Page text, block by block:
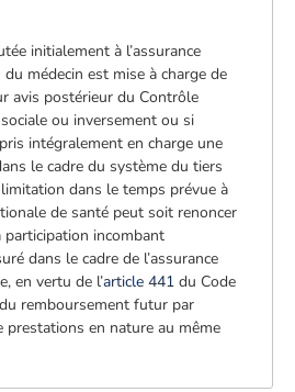
initialement à l’assurance
médecin est mise à charge de
avis postérieur du Contrôle
ou inversement ou si
intégralement en charge une
le cadre du système du tiers
dans le temps prévue à
de santé peut soit renoncer
participation incombant
dans le cadre de l’assurance
en vertu de l’article 441 du Code
remboursement futur par
prestations en nature au même